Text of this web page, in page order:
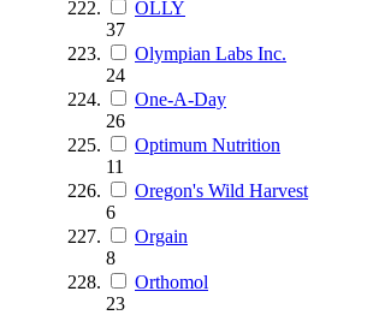
OLLY
37
Olympian Labs Inc.
24
One-A-Day
26
Optimum Nutrition
11
Oregon's Wild Harvest
6
Orgain
8
Orthomol
23